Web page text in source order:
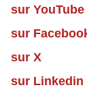
sur YouTube
sur
sur X
sur Linkedin